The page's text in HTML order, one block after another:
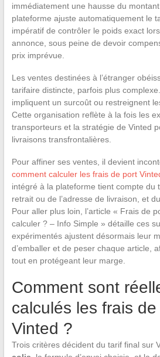
immédiatement une hausse du
plateforme ajuste automatiquement le
impératif de contrôler le poids exact
annonce, sous peine de devoir
prix imprévue.
Les ventes destinées à l’étranger
tarifaire distincte, parfois plus
impliquent un surcoût ou restreignent
Cette organisation reflète à la fois les
transporteurs et la stratégie de Vinted
livraisons transfrontalières.
Pour affiner ses ventes, il devient
comment calculer les frais de port
intégré à la plateforme tient compte du
retrait ou de l’adresse de livraison, et
Pour aller plus loin, l’article « Frais de
calculer ? – Info Simple » détaille ces
expérimentés ajustent désormais leur
d’emballer et de peser chaque article,
tout en protégeant leur marge.
Comment sont
calculés les frais
Vinted ?
Trois critères décident du tarif final sur